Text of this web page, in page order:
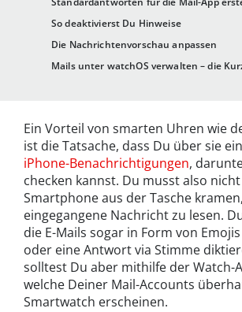
So deaktivierst Du Hinweise
Die Nachrichtenvorschau anpassen
Mails unter watchOS verwalten – die
Ein Vorteil von smarten Uhren wie
ist die Tatsache, dass Du über sie
iPhone-Benachrichtigungen,
checken kannst. Du musst also
Smartphone aus der Tasche
eingegangene Nachricht zu lesen.
die E-Mails sogar in Form von
oder eine Antwort via Stimme
solltest Du aber mithilfe der Watch-
welche Deiner Mail-Accounts
Smartwatch erscheinen.